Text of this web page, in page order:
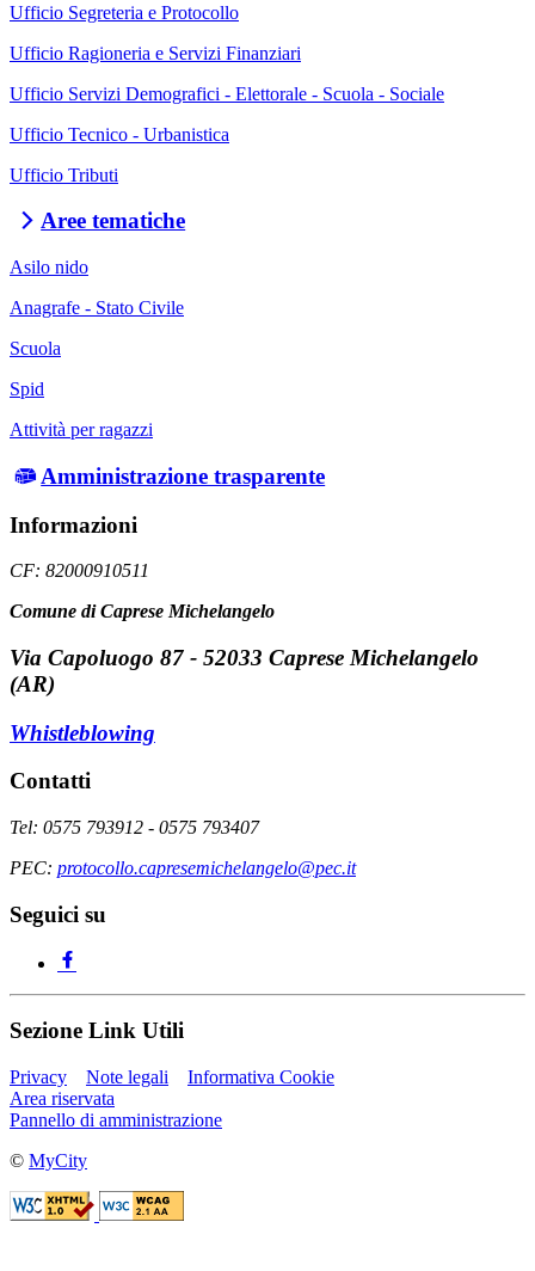
Ufficio Segreteria e Protocollo
Ufficio Ragioneria e Servizi Finanziari
Ufficio Servizi Demografici - Elettorale - Scuola - Sociale
Ufficio Tecnico - Urbanistica
Ufficio Tributi
Aree tematiche
Asilo nido
Anagrafe - Stato Civile
Scuola
Spid
Attività per ragazzi
Amministrazione trasparente
Informazioni
CF: 82000910511
Comune di Caprese Michelangelo
Via Capoluogo 87 - 52033 Caprese Michelangelo
(AR)
Whistleblowing
Contatti
Tel: 0575 793912 - 0575 793407
PEC: protocollo.capresemichelangelo@pec.it
Seguici su
Sezione Link Utili
Privacy Note legali
Informativa Cookie
Area riservata
Pannello di amministrazione
© MyCity